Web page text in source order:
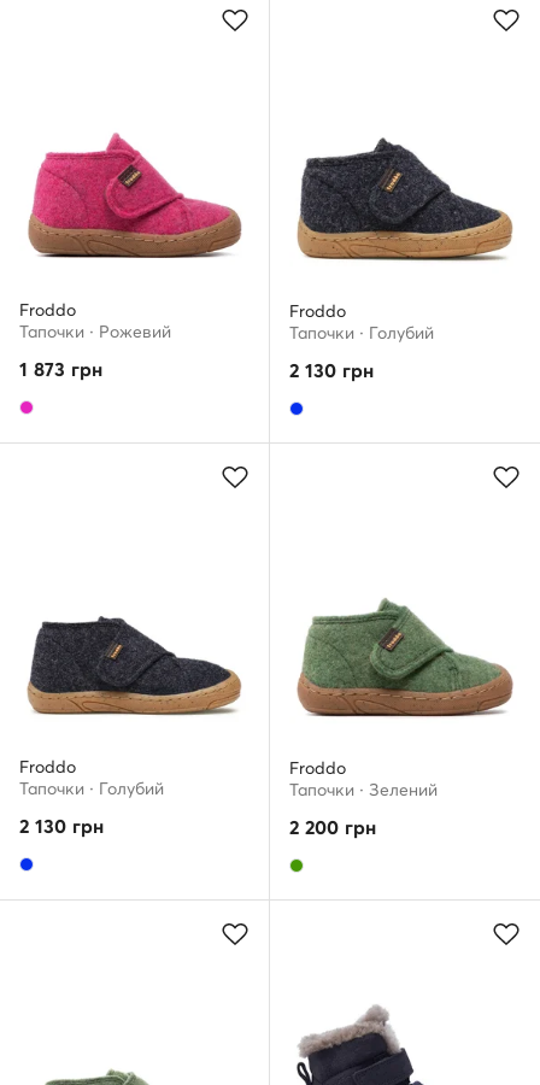
Froddo
Тапочки · Рожевий
1 873 грн
Froddo
Тапочки · Голубий
2 130 грн
Froddo
Тапочки · Голубий
2 130 грн
Froddo
Тапочки · Зелений
2 200 грн